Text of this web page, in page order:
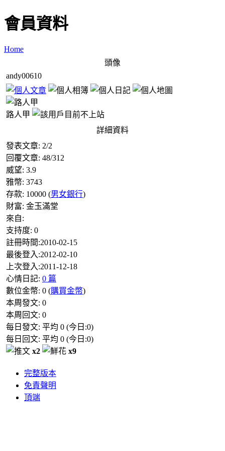
會員資料
Home
頭像
andy00610
路人甲
詳細資料
發表文章: 2/2
回覆文章: 48/312
威望: 3.9
雅幣: 3743
存款: 10000 (男女銀行)
財富: 金玉滿堂
來自:
支持度: 0
註冊時間:2010-02-15
最後登入:2012-02-10
上次登入:2011-12-18
心情日記: 0 篇
數位金幣: 0 (購買金幣)
本周發文: 0
本周回文: 0
每日發文: 平均 0 (今日:0)
每日回文: 平均 0 (今日:0)
x2
x9
完整版本
免責聲明
頂端